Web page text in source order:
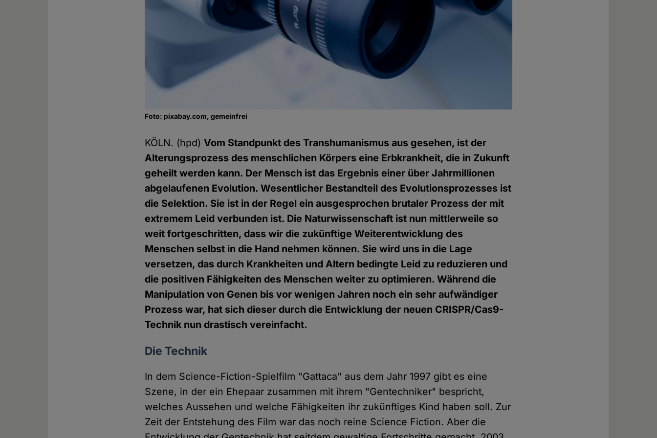
Foto: pixabay.com, gemeinfrei
KÖLN. (hpd)Vom Standpunkt des Transhumanismus aus gesehen, ist der
Alterungsprozess des menschlichen Körpers eine Erbkrankheit, die in Zukunft
geheilt werden kann. Der Mensch ist das Ergebnis einer über Jahrmillionen
abgelaufenen Evolution. Wesentlicher Bestandteil des Evolutionsprozesses ist
die Selektion. Sie ist in der Regel ein ausgesprochen brutaler Prozess der mit
extremem Leid verbunden ist. Die Naturwissenschaft ist nun mittlerweile so
weit fortgeschritten, dass wir die zukünftige Weiterentwicklung des
Menschen selbst in die Hand nehmen können. Sie wird uns in die Lage
versetzen, das durch Krankheiten und Altern bedingte Leid zu reduzieren und
die positiven Fähigkeiten des Menschen weiter zu optimieren. Während die
Manipulation von Genen bis vor wenigen Jahren noch ein sehr aufwändiger
Prozess war, hat sich dieser durch die Entwicklung der neuen CRISPR/Cas9-
Technik nun drastisch vereinfacht.
Die Technik
In dem Science-Fiction-Spielfilm "Gattaca" aus dem Jahr 1997 gibt es eine
Szene, in der ein Ehepaar zusammen mit ihrem "Gentechniker" bespricht,
welches Aussehen und welche Fähigkeiten ihr zukünftiges Kind haben soll. Zur
Zeit der Entstehung des Film war das noch reine Science Fiction. Aber die